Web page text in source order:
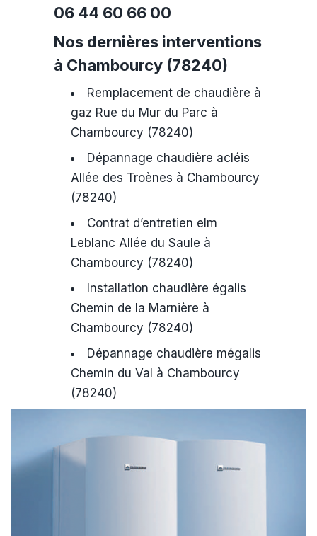
06 44 60 66 00
Nos dernières interventions
à Chambourcy (78240)
Remplacement de chaudière à
gaz Rue du Mur du Parc à
Chambourcy (78240)
Dépannage chaudière acléis
Allée des Troènes à Chambourcy
(78240)
Contrat d’entretien elm
Leblanc Allée du Saule à
Chambourcy (78240)
Installation chaudière égalis
Chemin de la Marnière à
Chambourcy (78240)
Dépannage chaudière mégalis
Chemin du Val à Chambourcy
(78240)